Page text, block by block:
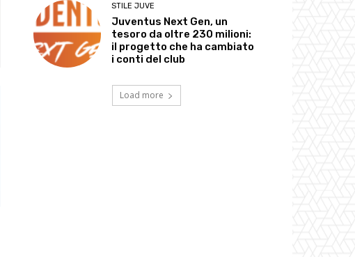
STILE JUVE
Juventus Next Gen, un
tesoro da oltre 230 milioni:
il progetto che ha cambiato
i conti del club
Load more